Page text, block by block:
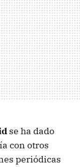
se ha dado
con otros
periódicas